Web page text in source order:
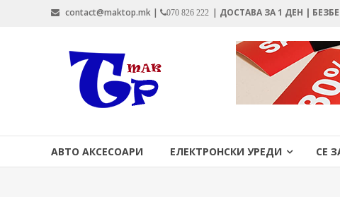
contact@maktop.mk | 070 826 222 | ДОСТАВА ЗА 1 ДЕН |
MAKTOP.MK
АВТО АКСЕСОАРИ ЕЛЕКТРОНСКИ УРЕДИ СЕ